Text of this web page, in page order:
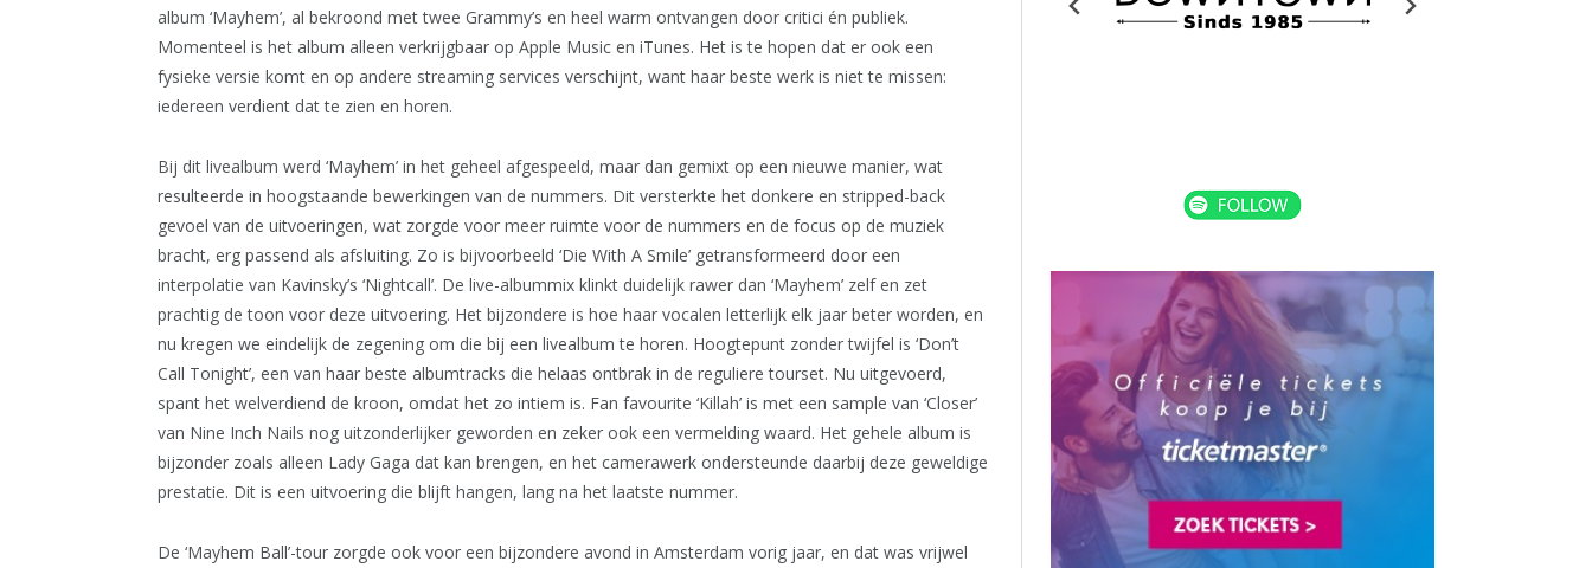
album ‘Mayhem’, al bekroond met twee Grammy’s en heel warm ontvangen door critici én publiek.
Momenteel is het album alleen verkrijgbaar op Apple Music en iTunes. Het is te hopen dat er ook een
fysieke versie komt en op andere streaming services verschijnt, want haar beste werk is niet te missen:
iedereen verdient dat te zien en horen.
Bij dit livealbum werd ‘Mayhem’ in het geheel afgespeeld, maar dan gemixt op een nieuwe manier, wat
resulteerde in hoogstaande bewerkingen van de nummers. Dit versterkte het donkere en stripped-back
gevoel van de uitvoeringen, wat zorgde voor meer ruimte voor de nummers en de focus op de muziek
bracht, erg passend als afsluiting. Zo is bijvoorbeeld ‘Die With A Smile’ getransformeerd door een
interpolatie van Kavinsky’s ‘Nightcall’. De live-albummix klinkt duidelijk rawer dan ‘Mayhem’ zelf en zet
prachtig de toon voor deze uitvoering. Het bijzondere is hoe haar vocalen letterlijk elk jaar beter worden, en
nu kregen we eindelijk de zegening om die bij een livealbum te horen. Hoogtepunt zonder twijfel is ‘Don’t
Call Tonight’, een van haar beste albumtracks die helaas ontbrak in de reguliere tourset. Nu uitgevoerd,
spant het welverdiend de kroon, omdat het zo intiem is. Fan favourite ‘Killah’ is met een sample van ‘Closer’
van Nine Inch Nails nog uitzonderlijker geworden en zeker ook een vermelding waard. Het gehele album is
bijzonder zoals alleen Lady Gaga dat kan brengen, en het camerawerk ondersteunde daarbij deze geweldige
prestatie. Dit is een uitvoering die blijft hangen, lang na het laatste nummer.
De ‘Mayhem Ball’-tour zorgde ook voor een bijzondere avond in Amsterdam vorig jaar, en dat was vrijwel